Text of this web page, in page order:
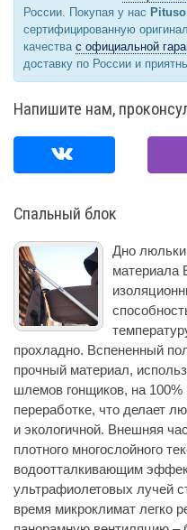
России. Покупая у нас
сертифицированную
качества с официальной
доставку по России и
Напишите нам,
Спальный блок
Дно люльки
материала
прохладно. Вспененный
прочный материал,
шлемов гонщиков, на 100%
переработке, что делает
и экологичной. Внешняя
плотного многослойного
водоотталкивающим
ультрафиолетовых лучей
время микроклимат легко